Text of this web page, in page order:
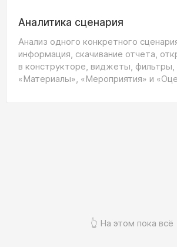
Аналитика сценария
Анализ одного конкретного
информация, скачивание отчета,
в конструкторе, виджеты, фильтры,
«Материалы», «Мероприятия» и
👆 На этом пока всё